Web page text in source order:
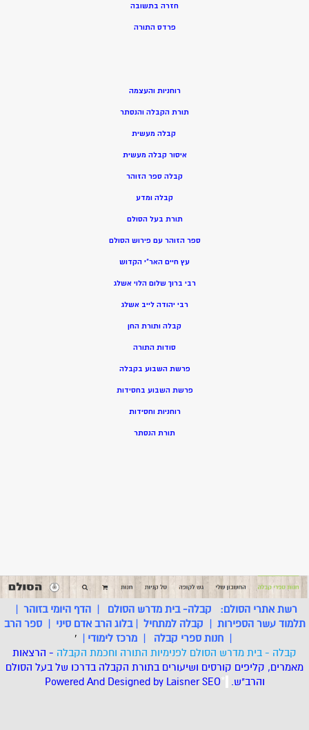
חזרה בתשובה
פרדס התורה
רוחניות והעצמה
תורת הקבלה והנסתר
קבלה מעשית
איסור קבלה מעשית
קבלה ספר הזוהר
קבלה ומדע
תורת בעל הסולם
ספר הזוהר עם פירוש הסולם
עץ חיים האר”י הקדוש
רבי ברוך שלום הלוי אשלג
רבי יהודה לייב אשלג
קבלה ותורת החן
סודות התורה
פרשת השבוע בקבלה
פרשת השבוע בחסידות
רוחניות וחסידות
תורת הנסתר
רשת אתרי הסולם: קבלה- בית מדרש הסולם |הדף היומי בזוהר |
תלמוד עשר הספירות | קבלה למתחיל |בלוג הרב אדם סיני |ספר הרב
| חנות ספרי קבלה | מרכז לימודי |
'
קבלה - בית מדרש הסולם לפנימיות התורה וחכמת הקבלה - הרצאות
מאמרים, קליפים קורסים ושיעורים בתורת הקבלה בדרכו של בעל הסולם
והרב"ש.
*
Powered And Designed by LaisnerSEO